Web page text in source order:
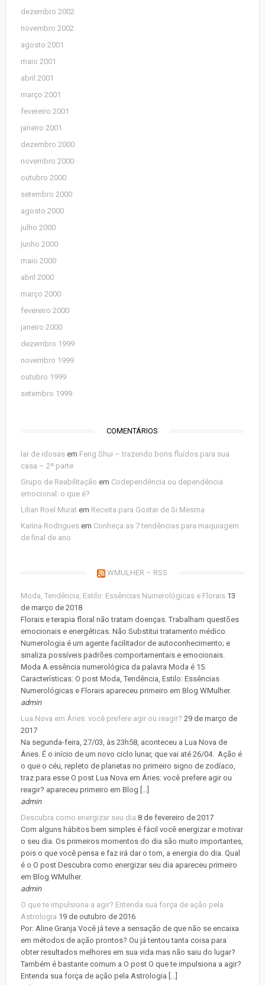
dezembro 2002
novembro 2002
agosto 2001
maio 2001
abril 2001
março 2001
fevereiro 2001
janeiro 2001
dezembro 2000
novembro 2000
outubro 2000
setembro 2000
agosto 2000
julho 2000
junho 2000
maio 2000
abril 2000
março 2000
fevereiro 2000
janeiro 2000
dezembro 1999
novembro 1999
outubro 1999
setembro 1999
COMENTÁRIOS
lar de idosasem Feng Shui – trazendo bons fluídos para sua
casa – 2ª parte
Grupo de Reabilitação em Codependência ou dependência
emocional: o que é?
Lilian Roel Muratem Receita para Gostar de Si Mesma
Karina Rodriguesem Conheça as 7 tendências para maquiagem
de final de ano
WMULHER – RSS
Moda, Tendência, Estilo: Essências Numerológicas e Florais 13
de março de 2018
Florais e terapia floral não tratam doenças. Trabalham questões
emocionais e energéticas. Não Substitui tratamento médico.
Numerologia é um agente facilitador de autoconhecimento; e
sinaliza possíveis padrões comportamentais e emocionais.
Moda A essência numerológica da palavra Moda é 15.
Características: O post Moda, Tendência, Estilo: Essências
Numerológicas e Florais apareceu primeiro em Blog WMulher.
admin
Lua Nova em Áries: você prefere agir ou reagir? 29 de março de
2017
Na segunda-feira, 27/03, às 23h58, aconteceu a Lua Nova de
Áries. É o início de um novo ciclo lunar, que vai até 26/04. Ação é
o que o céu, repleto de planetas no primeiro signo de zodíaco,
traz para esse O post Lua Nova em Áries: você prefere agir ou
reagir? apareceu primeiro em Blog […]
admin
Descubra como energizar seu dia 8 de fevereiro de 2017
Com alguns hábitos bem simples é fácil você energizar e motivar
o seu dia. Os primeiros momentos do dia são muito importantes,
pois o que você pensa e faz irá dar o tom, a energia do dia. Qual
é o O post Descubra como energizar seu dia apareceu primeiro
em Blog WMulher.
admin
O que te impulsiona a agir? Entenda sua força de ação pela
Astrologia 19 de outubro de 2016
Por: Aline Granja Você já teve a sensação de que não se encaixa
em métodos de ação prontos? Ou já tentou tanta coisa para
obter resultados melhores em sua vida mas não saiu do lugar?
Também é bastante comum a O post O que te impulsiona a agir?
Entenda sua força de ação pela Astrologia […]